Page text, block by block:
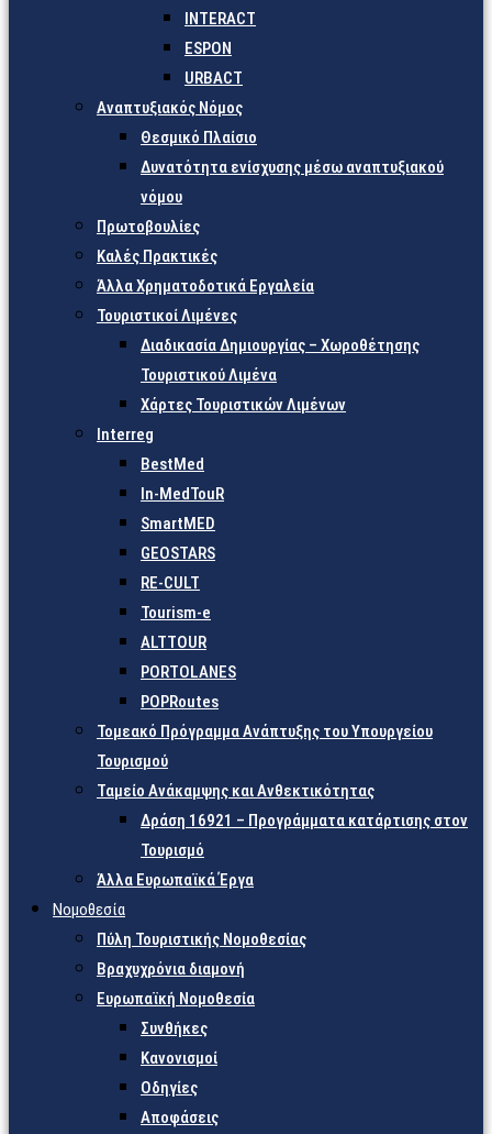
INTERACT
ESPON
URBACT
Αναπτυξιακός Νόμος
Θεσμικό Πλαίσιο
Δυνατότητα ενίσχυσης μέσω αναπτυξιακού
νόμου
Πρωτοβουλίες
Καλές Πρακτικές
Άλλα Χρηματοδοτικά Εργαλεία
Τουριστικοί Λιμένες
Διαδικασία Δημιουργίας – Χωροθέτησης
Τουριστικού Λιμένα
Χάρτες Τουριστικών Λιμένων
Interreg
BestMed
In-MedTouR
SmartMED
GEOSTARS
RE-CULT
Tourism-e
ALTTOUR
PORTOLANES
POPRoutes
Τομεακό Πρόγραμμα Ανάπτυξης του Υπουργείου
Τουρισμού
Ταμείο Ανάκαμψης και Ανθεκτικότητας
Δράση 16921 – Προγράμματα κατάρτισης στον
Τουρισμό
Άλλα Ευρωπαϊκά Έργα
Νομοθεσία
Πύλη Τουριστικής Νομοθεσίας
Βραχυχρόνια διαμονή
Ευρωπαϊκή Νομοθεσία
Συνθήκες
Κανονισμοί
Οδηγίες
Αποφάσεις